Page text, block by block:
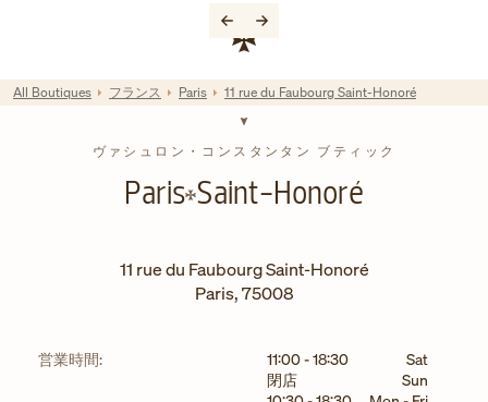
コーポレートサイトへのリンク
Return to Nav
ヴァシュロン・コンスタンタン ブティック
Paris Saint-Honoré
11 rue du Faubourg Saint-Honoré
Paris,75008
営業時間: 曜日時間 Sat
11:00-18:30
Sun
閉店
All Boutiques フランス Paris 11 rue du Faubourg Saint-Honoré